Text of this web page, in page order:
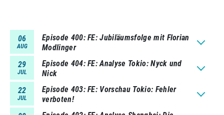
06
AUG
Episode 400 FE: Jubiläumsfolge mit Florian
Modlinger
29
JUL
Episode 404 FE: Analyse Tokio: Nyck und
Nick
22
JUL
Episode 403 FE: Vorschau Tokio: Fehler
verboten!